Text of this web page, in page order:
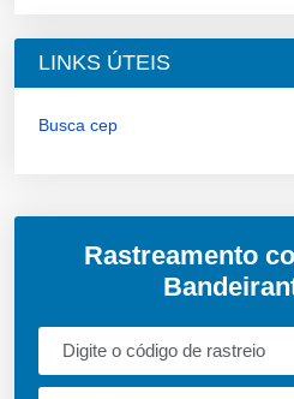
LINKS ÚTEIS
Busca cep
Rastreamento